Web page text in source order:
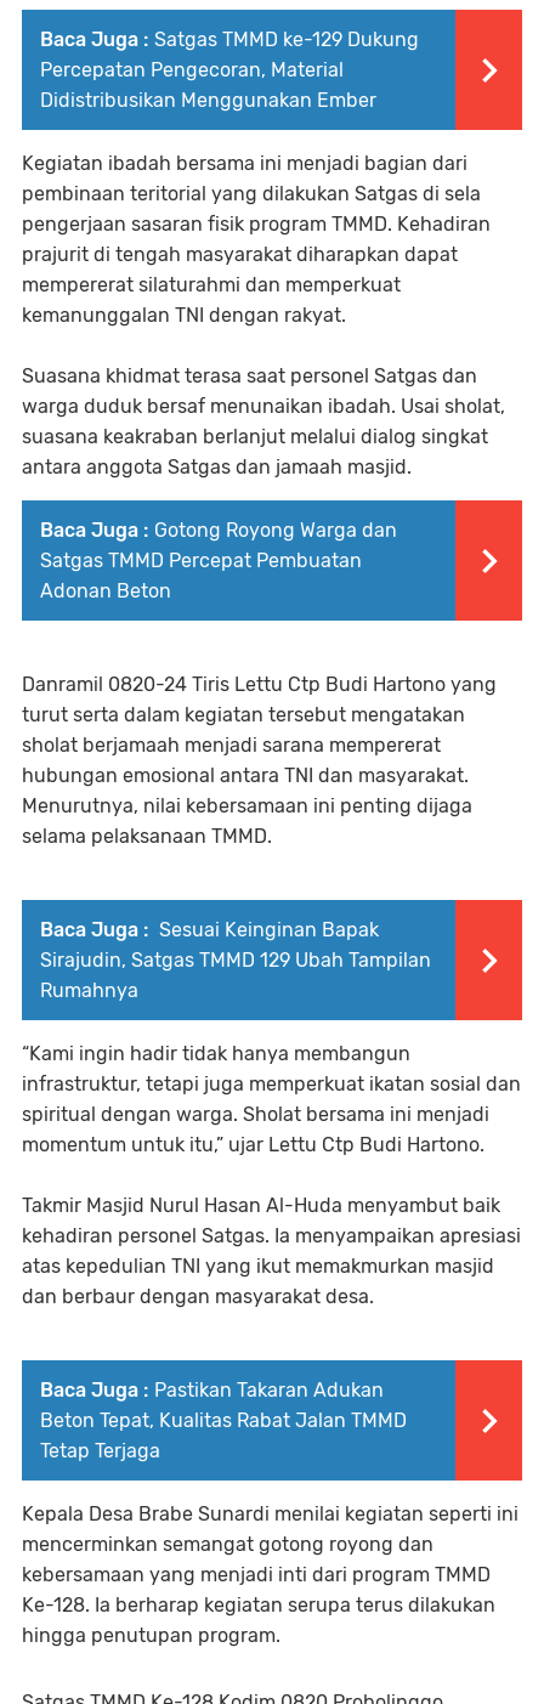
Baca Juga : Satgas TMMD ke-129 Dukung
Percepatan Pengecoran, Material
Didistribusikan Menggunakan Ember
Kegiatan ibadah bersama ini menjadi bagian dari
pembinaan teritorial yang dilakukan Satgas di sela
pengerjaan sasaran fisik program TMMD. Kehadiran
prajurit di tengah masyarakat diharapkan dapat
mempererat silaturahmi dan memperkuat
kemanunggalan TNI dengan rakyat.
Suasana khidmat terasa saat personel Satgas dan
warga duduk bersaf menunaikan ibadah. Usai sholat,
suasana keakraban berlanjut melalui dialog singkat
antara anggota Satgas dan jamaah masjid.
Baca Juga : Gotong Royong Warga dan
Satgas TMMD Percepat Pembuatan
Adonan Beton
Danramil 0820-24 Tiris Lettu Ctp Budi Hartono yang
turut serta dalam kegiatan tersebut mengatakan
sholat berjamaah menjadi sarana mempererat
hubungan emosional antara TNI dan masyarakat.
Menurutnya, nilai kebersamaan ini penting dijaga
selama pelaksanaan TMMD.
Baca Juga : Sesuai Keinginan Bapak
Sirajudin, Satgas TMMD 129 Ubah Tampilan
Rumahnya
“Kami ingin hadir tidak hanya membangun
infrastruktur, tetapi juga memperkuat ikatan sosial dan
spiritual dengan warga. Sholat bersama ini menjadi
momentum untuk itu,” ujar Lettu Ctp Budi Hartono.
Takmir Masjid Nurul Hasan Al-Huda menyambut baik
kehadiran personel Satgas. Ia menyampaikan apresiasi
atas kepedulian TNI yang ikut memakmurkan masjid
dan berbaur dengan masyarakat desa.
Baca Juga : Pastikan Takaran Adukan
Beton Tepat, Kualitas Rabat Jalan TMMD
Tetap Terjaga
Kepala Desa Brabe Sunardi menilai kegiatan seperti ini
mencerminkan semangat gotong royong dan
kebersamaan yang menjadi inti dari program TMMD
Ke-128. Ia berharap kegiatan serupa terus dilakukan
hingga penutupan program.